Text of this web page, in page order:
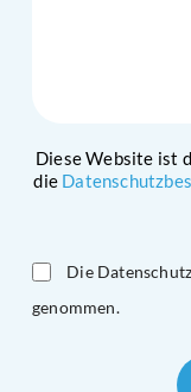
Diese Website ist
die
Die
genommen.